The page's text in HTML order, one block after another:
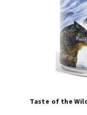
Taste of the